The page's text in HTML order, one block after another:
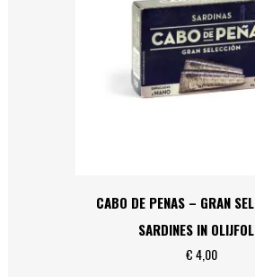
CABO DE PENAS – GRAN
SARDINES IN
€4,00